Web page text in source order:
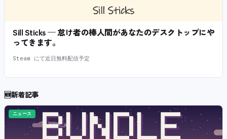
Sill Sticks — 怠け者の棒人間があなたのデスクトップにや
ってきます。
Steam にて近日無料配信予定
🆕新着記事
ニュース